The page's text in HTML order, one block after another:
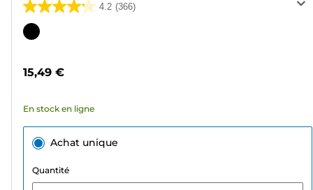
4.2 (366)
4.2
sur
366
Cartouche
15,49 €
En stock en ligne
Achat unique
Quantité